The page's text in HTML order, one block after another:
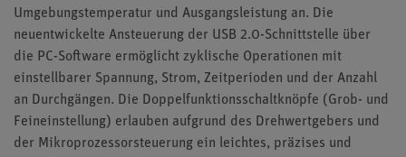
Umgebungstemperatur und Ausgangsleistung an. Die
neuentwickelte Ansteuerung der USB 2.0-Schnittstelle über
die PC-Software ermöglicht zyklische Operationen mit
einstellbarer Spannung, Strom, Zeitperioden und der Anzahl
an Durchgängen. Die Doppelfunktionsschaltknöpfe (Grob- und
Feineinstellung) erlauben aufgrund des Drehwertgebers und
der Mikroprozessorsteuerung ein leichtes, präzises und